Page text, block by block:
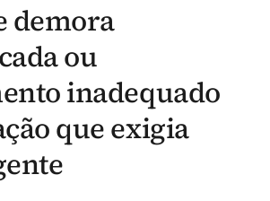
demora
ou
inadequado
que exigia